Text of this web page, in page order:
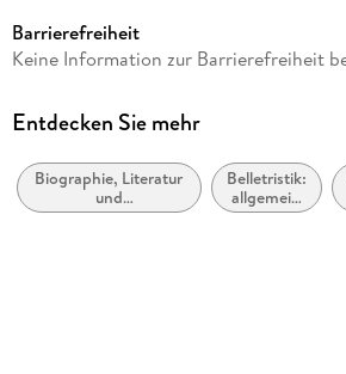
Dateigröße
Laufzeit
Autor/Autorin
Timur Vermes
Barrierefreiheit
Keine Information zur Barrierefreiheit
Entdecken Sie mehr
Biographie, Literatur
und
Literaturwissenschaft
Belletristik:
allgemein
und